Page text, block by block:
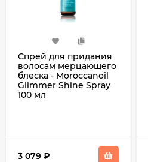
Спрей для придания
волосам мерцающего
блеска - Moroccanoil
Glimmer Shine Spray
100 мл
3 079 ₽